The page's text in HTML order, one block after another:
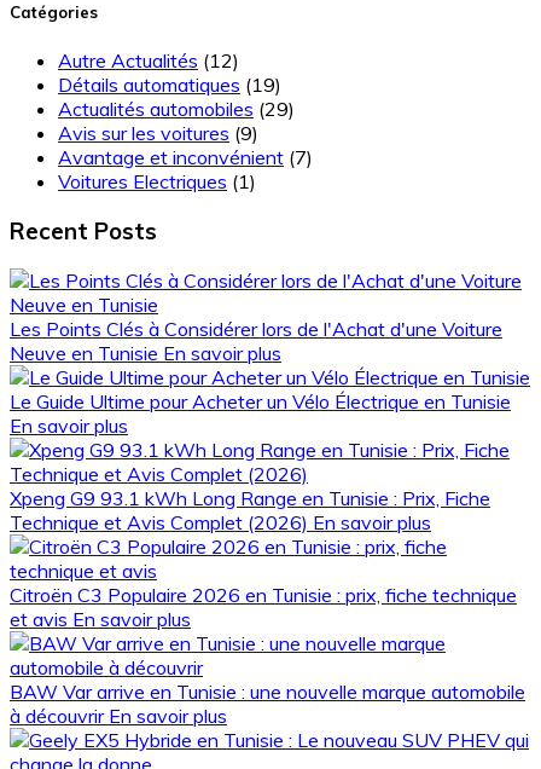
Catégories
Autre Actualités (12)
Détails automatiques (19)
Actualités automobiles (29)
Avis sur les voitures (9)
Avantage et inconvénient (7)
Voitures Electriques (1)
Recent Posts
Les Points Clés à Considérer lors de l'Achat d'une Voiture
Neuve en Tunisie En savoir plus
Le Guide Ultime pour Acheter un Vélo Électrique en Tunisie
En savoir plus
Xpeng G9 93.1 kWh Long Range en Tunisie : Prix, Fiche
Technique et Avis Complet (2026) En savoir plus
Citroën C3 Populaire 2026 en Tunisie : prix, fiche technique
et avis En savoir plus
BAW Var arrive en Tunisie : une nouvelle marque automobile
à découvrir En savoir plus